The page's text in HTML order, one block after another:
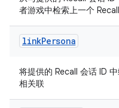
者游戏中检索上一个 Recall
linkPersona
将提供的 Recall 会话 ID
相关联